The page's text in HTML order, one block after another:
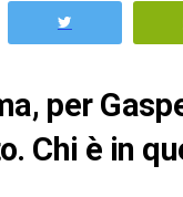
per
Chi è in